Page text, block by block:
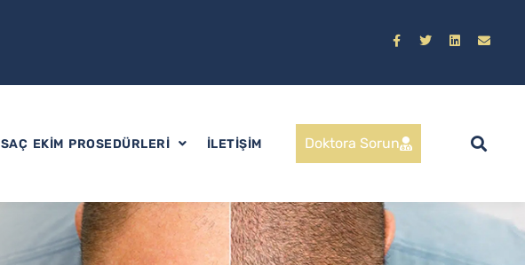
SAÇ EKIM PROSEDÜRLERI İLETIŞIM Doktora Sorun